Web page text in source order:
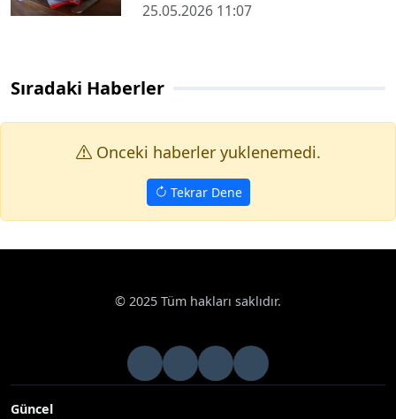
25.05.2026 11:07
Sıradaki Haberler
Onceki haberler yuklenemedi.
Tekrar Dene
© 2025 Tüm hakları saklıdır.
Güncel